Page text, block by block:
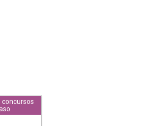
concursos